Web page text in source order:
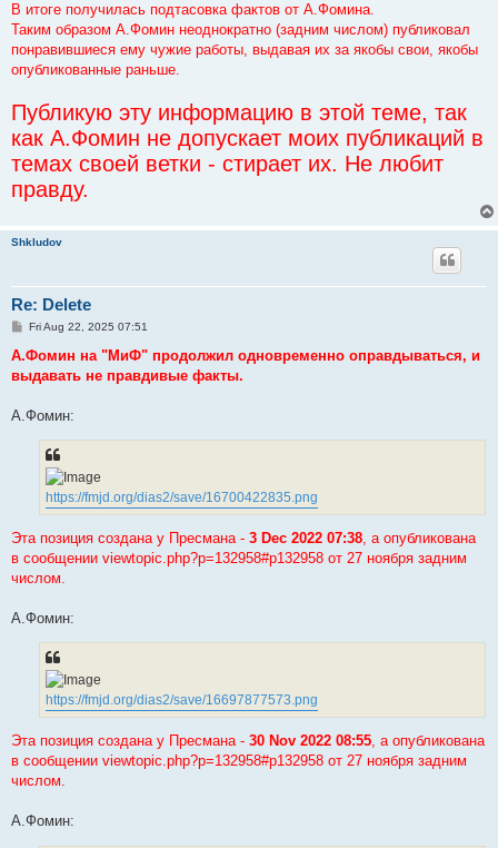
В итоге получилась подтасовка фактов от А.Фомина.
Таким образом А.Фомин неоднократно (задним числом) публиковал
понравившиеся ему чужие работы, выдавая их за якобы свои, якобы
опубликованные раньше.
Публикую эту информацию в этой теме, так
как А.Фомин не допускает моих публикаций в
темах своей ветки - стирает их. Не любит
правду.
Shkludov
Re: Delete
P
s
Fri Aug 22, 2025 07:51
А.Фомин на "МиФ" продолжил одновременно оправдываться, и
выдавать не правдивые факты.
А.Фомин:
https://fmjd.org/dias2/save/16700422835.png
Эта позиция создана у Пресмана - 3 Dec 2022 07:38 , а опубликована
в сообщении viewtopic.php?p=132958#p132958 от 27 ноября задним
числом.
А.Фомин:
https://fmjd.org/dias2/save/16697877573.png
Эта позиция создана у Пресмана - 30 Nov 2022 08:55, а опубликована
в сообщении viewtopic.php?p=132958#p132958 от 27 ноября задним
числом.
А.Фомин: